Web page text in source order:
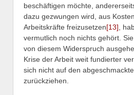
beschäftigen möchte,
dazu gezwungen wird, aus
Arbeitskräfte freizusetzen[13],
vermutlich noch nichts gehört.
von diesem Widerspruch
Krise der Arbeit weit fundierter
sich nicht auf den
zurückziehen.